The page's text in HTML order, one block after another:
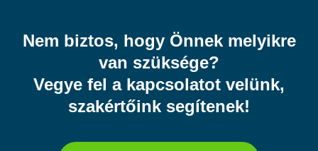
Nem biztos, hogy Önnek melyikre
van szüksége?
Vegye fel a kapcsolatot velünk,
szakértőink segítenek!